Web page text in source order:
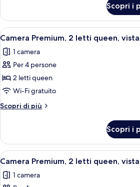
vasca
accessibile
in
sedia
a
rotelle
(Mobility,
Roll-
In
Premium,
letto
vasca
accessibile
sedia
a
(Mobility,
Scopri i
Apri
tutte
le
foto
per
Camera
Premium,
2
queen,
vista
città
11
Camera Premium, 2 letti queen,
1 camera
Per 4 persone
2 letti queen
Wi-Fi gratuito
Scopri di più
Altri
Premium,
letti
vista
Scopri i
Apri
tutte
le
Una
13
Camera Premium, 2 letti queen,
1 camera